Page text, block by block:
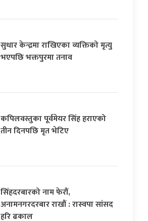
सुधार केन्द्रमा राखिएका व्यक्तिको मृत्यु
भएपछि भक्तपुरमा तनाव
कपिलवस्तुका पूर्वमेयर सिंह हराएको
तीन दिनपछि मृत भेटिए
सिंहदरबारको नाम फेरौं,
अनामनगरदरबार राखौं : रास्वपा सांसद
हरि ढकाल